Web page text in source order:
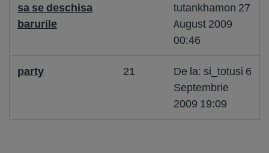
sa se deschisa
barurile
tutankhamon 27
August 2009
00:46
party 21
De la: si_totusi 6
Septembrie
2009 19:09